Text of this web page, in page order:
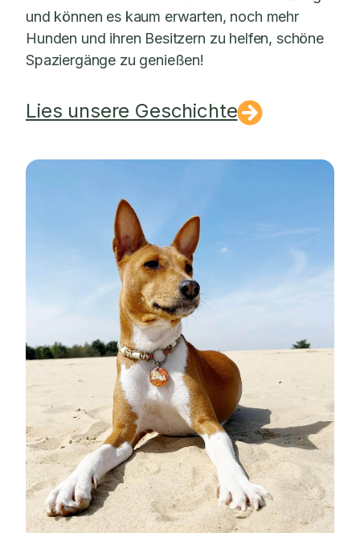
und können es kaum erwarten, noch mehr
Hunden und ihren Besitzern zu helfen, schöne
Spaziergänge zu genießen!
Lies unsere Geschichte